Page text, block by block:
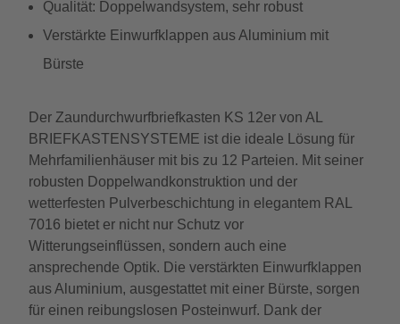
Qualität: Doppelwandsystem, sehr robust
Verstärkte Einwurfklappen aus Aluminium mit
Bürste
Der Zaundurchwurfbriefkasten KS 12er von AL
BRIEFKASTENSYSTEME ist die ideale Lösung für
Mehrfamilienhäuser mit bis zu 12 Parteien. Mit seiner
robusten Doppelwandkonstruktion und der
wetterfesten Pulverbeschichtung in elegantem RAL
7016 bietet er nicht nur Schutz vor
Witterungseinflüssen, sondern auch eine
ansprechende Optik. Die verstärkten Einwurfklappen
aus Aluminium, ausgestattet mit einer Bürste, sorgen
für einen reibungslosen Posteinwurf. Dank der